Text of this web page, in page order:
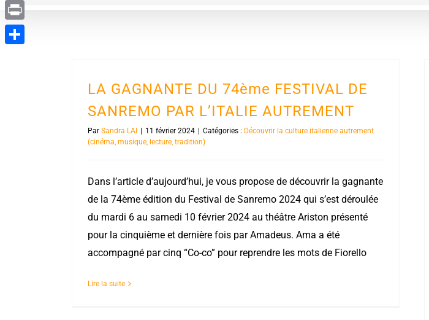
LA GAGNANTE DU 74ème FESTIVAL DE
SANREMO PAR L’ITALIE AUTREMENT
Par Sandra LAI 11 février 2024 Catégories : Découvrir la culture italienne autrement
(cinéma, musique, lecture, tradition)
Dans l’article d’aujourd’hui, je vous propose de découvrir la gagnante
de la 74ème édition du Festival de Sanremo 2024 qui s’est déroulée
du mardi 6 au samedi 10 février 2024 au théâtre Ariston présenté
pour la cinquième et dernière fois par Amadeus. Ama a été
accompagné par cinq “Co-co” pour reprendre les mots de Fiorello
Lire la suite
Evernote
Print